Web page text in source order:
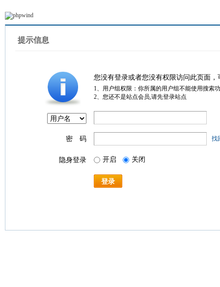
提示信息
您没有登录或者您没有权限访问此页面
1、用户组权限：你所属的用户组不能使用搜索
2、您还不是站点会员,请先登录站点
密 码 找
隐身登录 开启 关闭
登录